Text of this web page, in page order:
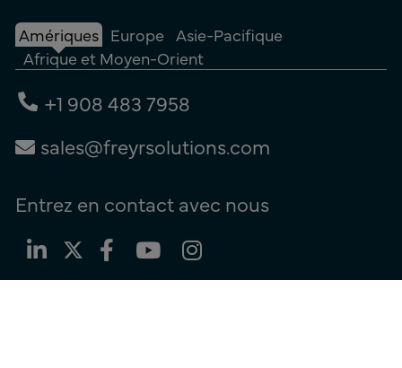
Amériques Europe Asie-Pacifique
Afrique et Moyen-Orient
+1 908 483 7958
sales@freyrsolutions.com
Entrez en contact avec nous